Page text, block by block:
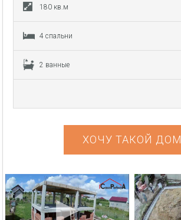
180 кв.м
4 спальни
2 ванные
ХОЧУ ТАКОЙ ДОМ